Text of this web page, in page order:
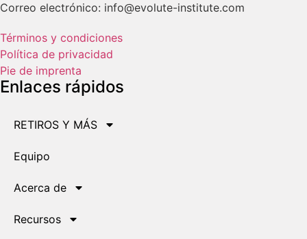
Correo electrónico: info@evolute-institute.com
Términos y condiciones
Política de privacidad
Pie de imprenta
Enlaces rápidos
RETIROS Y MÁS
Equipo
Acerca de
Recursos